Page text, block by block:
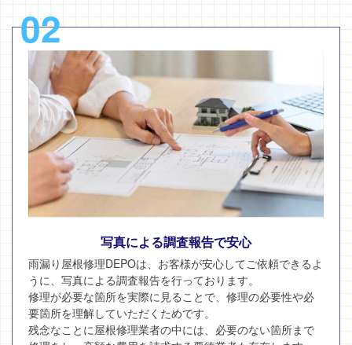
02
写真による調査報告で安心
雨漏り屋根修理DEPOは、お客様が安心してご依頼できるよ
うに、写真による調査報告を行っております。
修理が必要な箇所を実際に見ることで、修理の必要性や必
要箇所を理解していただくためです。
残念なことに屋根修理業者の中には、必要のない箇所まで